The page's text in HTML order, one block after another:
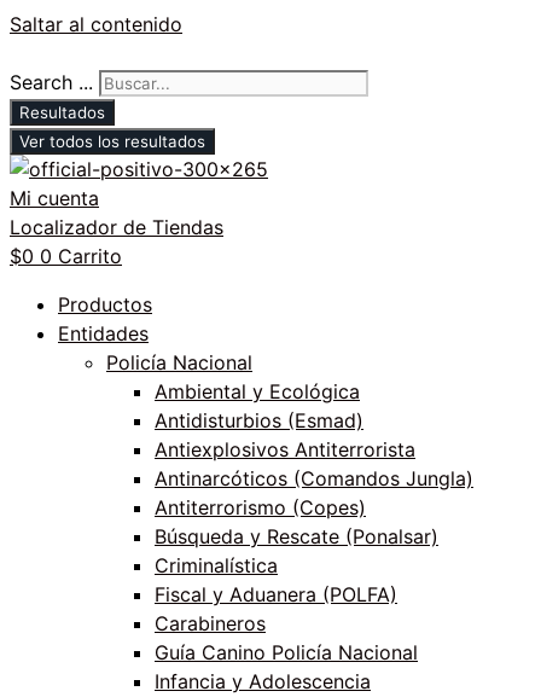
Saltar al contenido
Search ...
Resultados
Ver todos los resultados
Mi cuenta
Localizador de Tiendas
$0 0 Carrito
Productos
Entidades
Policía Nacional
Ambiental y Ecológica
Antidisturbios (Esmad)
Antiexplosivos Antiterrorista
Antinarcóticos (Comandos Jungla)
Antiterrorismo (Copes)
Búsqueda y Rescate (Ponalsar)
Criminalística
Fiscal y Aduanera (POLFA)
Carabineros
Guía Canino Policía Nacional
Infancia y Adolescencia